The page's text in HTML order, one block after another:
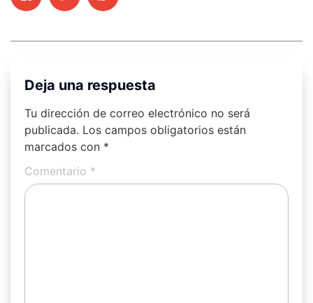
Deja una respuesta
Tu dirección de correo electrónico no será
publicada. Los campos obligatorios están
marcados con *
Comentario *